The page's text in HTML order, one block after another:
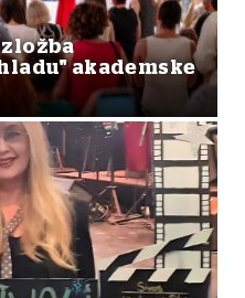
akademske